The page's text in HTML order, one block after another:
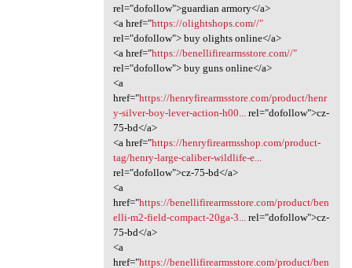
rel="dofollow">guardian armory</a>
<a href="https://olightshops.com//"
rel="dofollow"> buy olights online</a>
<a href="https://benellifirearmsstore.com//"
rel="dofollow"> buy guns online</a>
<a
href="https://henryfirearmsstore.com/product/henr
y-silver-boy-lever-action-h00...
rel="dofollow">cz-
75-bd</a>
<a href="https://henryfirearmsshop.com/product-
tag/henry-large-caliber-wildlife-e...
rel="dofollow">cz-75-bd</a>
<a
href="https://benellifirearmsstore.com/product/ben
elli-m2-field-compact-20ga-3...
rel="dofollow">cz-
75-bd</a>
<a
href="https://benellifirearmsstore.com/product/ben